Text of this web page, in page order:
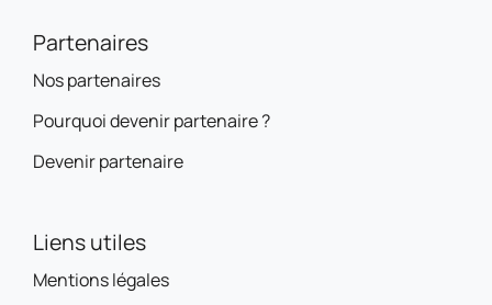
Partenaires
Nos partenaires
Pourquoi devenir partenaire ?
Devenir partenaire
Liens utiles
Mentions légales